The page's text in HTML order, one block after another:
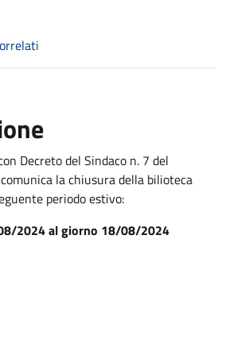
Decreto del Sindaco n. 7 del
la chiusura della bilioteca
periodo estivo:
2024 al giorno 18/08/2024